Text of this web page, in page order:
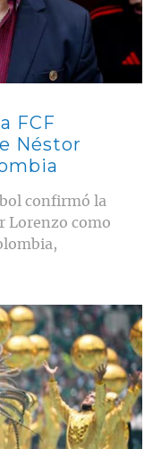
FCF
Néstor
confirmó la
Lorenzo como